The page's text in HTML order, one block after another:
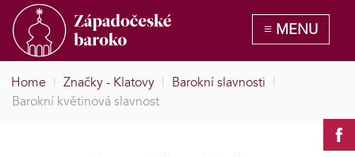
Home | Značky - Klatovy | Barokní slavnosti |
Barokní květinová slavnost